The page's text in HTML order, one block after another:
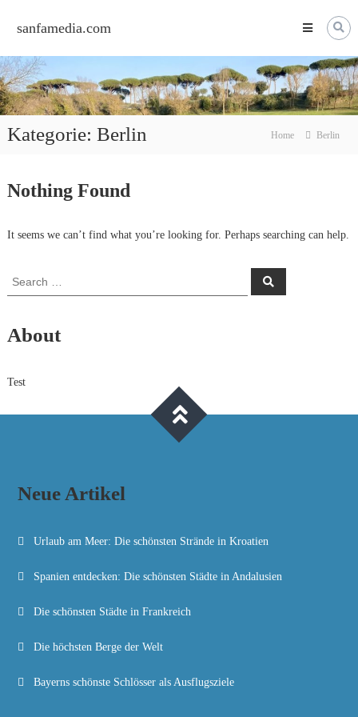
sanfamedia.com
Kategorie: Berlin Home Berlin
Nothing Found
It seems we can’t find what you’re looking for. Perhaps searching can help.
Search
Search
About
Test
Neue Artikel
Urlaub am Meer: Die schönsten Strände in Kroatien
Spanien entdecken: Die schönsten Städte in Andalusien
Die schönsten Städte in Frankreich
Die höchsten Berge der Welt
Bayerns schönste Schlösser als Ausflugsziele